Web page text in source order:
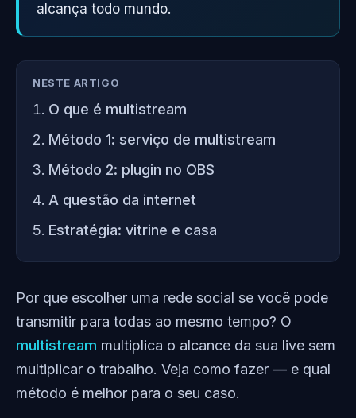
alcança todo mundo.
NESTE ARTIGO
O que é multistream
Método 1: serviço de multistream
Método 2: plugin no OBS
A questão da internet
Estratégia: vitrine e casa
Por que escolher uma rede social se você pode
transmitir para todas ao mesmo tempo? O
multistream multiplica o alcance da sua live sem
multiplicar o trabalho. Veja como fazer — e qual
método é melhor para o seu caso.